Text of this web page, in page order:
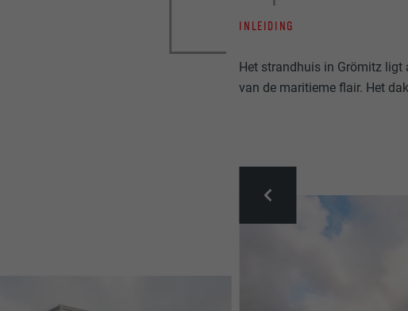
INLEIDING
Het strandhuis in Grömitz ligt
van de maritieme flair. Het